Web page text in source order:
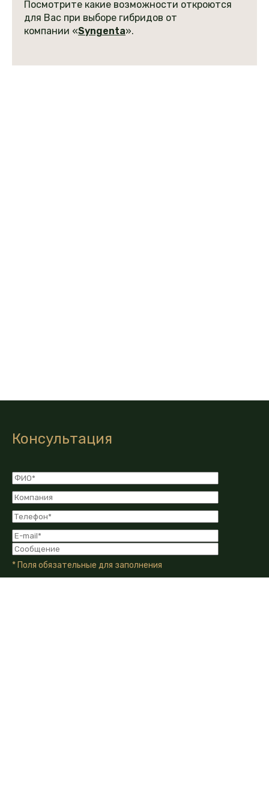
Посмотрите какие возможности откроются
для Вас при выборе гибридов от
компании «Syngenta».
Консультация
* Поля обязательные для заполнения